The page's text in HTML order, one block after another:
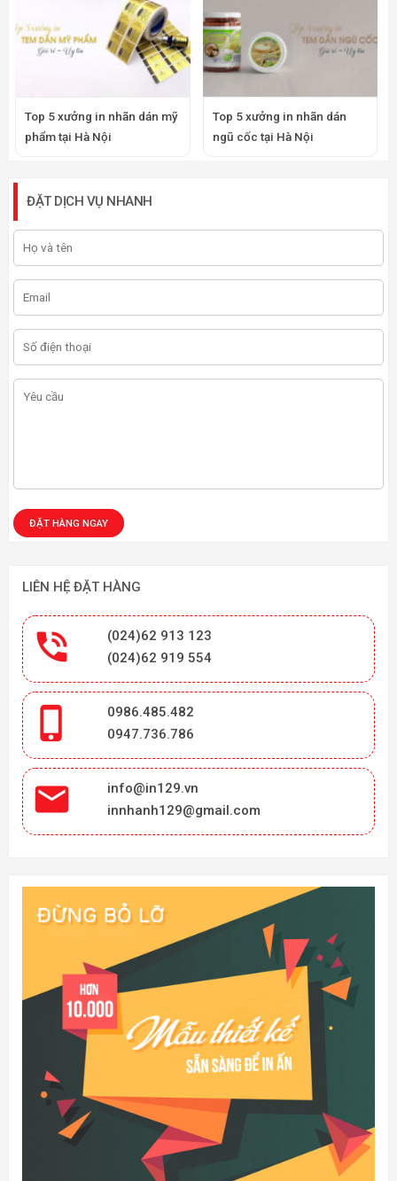
Top 5 xưởng in nhãn dán mỹ
phẩm tại Hà Nội
Top 5 xưởng in nhãn dán
ngũ cốc tại Hà Nội
ĐẶT DỊCH VỤ NHANH
LIÊN HỆ ĐẶT HÀNG

(024)62 913 123
(024)62 919 554

0986.485.482
0947.736.786

info@in129.vn
innhanh129@gmail.com